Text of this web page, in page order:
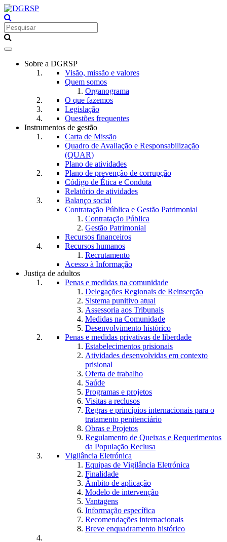
Toggle
navigationSobre a DGRSP
Visão, missão e valores
Quem somos
Organograma
O que fazemos
Legislação
Questões frequentes
Instrumentos de gestão
Carta de Missão
Quadro de Avaliação e Responsabilização
(QUAR)
Plano de atividades
Plano de prevenção de corrupção
Código de Ética e Conduta
Relatório de atividades
Balanço social
Contratação Pública e Gestão Patrimonial
Contratação Pública
Gestão Patrimonial
Recursos financeiros
Recursos humanos
Recrutamento
Acesso à Informação
Justiça de adultos
Penas e medidas na comunidade
Delegações Regionais de Reinserção
Sistema punitivo atual
Assessoria aos Tribunais
Medidas na Comunidade
Desenvolvimento histórico
Penas e medidas privativas de liberdade
Estabelecimentos prisionais
Atividades desenvolvidas em contexto
prisional
Oferta de trabalho
Saúde
Programas e projetos
Visitas a reclusos
Regras e princípios internacionais para o
tratamento penitenciário
Obras e Projetos
Regulamento de Queixas e Requerimentos
da População Reclusa
Vigilância Eletrónica
Equipas de Vigilância Eletrónica
Finalidade
Âmbito de aplicação
Modelo de intervenção
Vantagens
Informação específica
Recomendações internacionais
Breve enquadramento histórico